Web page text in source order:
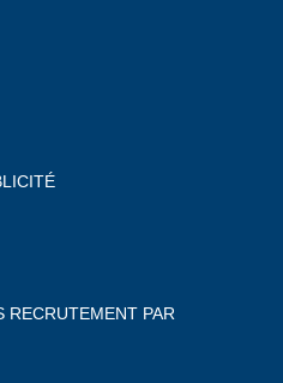
RECRUTEMENT PAR